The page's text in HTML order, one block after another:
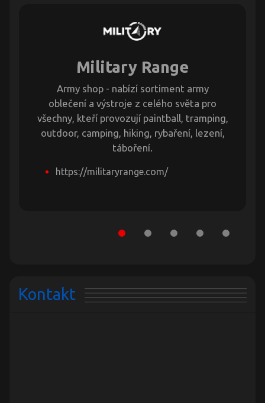
Military Range
Army shop - nabízí sortiment army
oblečení a výstroje z celého světa pro
všechny, kteří provozují paintball, tramping,
outdoor, camping, hiking, rybaření, lezení,
táboření.
https://militaryrange.com/
Kontakt